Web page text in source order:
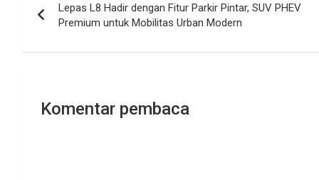
pos
Lepas L8 Hadir dengan Fitur Parkir Pintar, SUV PHEV
Premium untuk Mobilitas Urban Modern
Komentar pembaca